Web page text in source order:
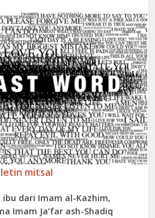
mitsal
dari Imam al-Kazhim,
Imam Ja’far ash-Shadiq